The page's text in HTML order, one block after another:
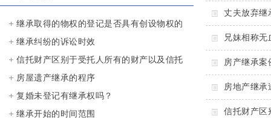
继承取得的物权的登记是否具有创设物权的
效力？
继承纠纷的诉讼时效
信托财产区别于受托人所有的财产以及信托
财产的非继承性（非清算财产） （第16
条）
房屋遗产继承的程序
复婚未登记有继承权吗？
继承开始的时间范围
丈夫放弃继
兄妹相称
房产继承案
房地产继承
信托财产区